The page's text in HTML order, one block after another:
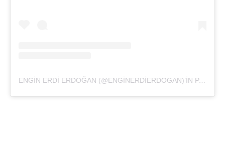
ENGIN ERDI ERDOĞAN (@ENGINERDIERDOGAN)’IN PAYLAŞTIĞI BIR GÖNDERI